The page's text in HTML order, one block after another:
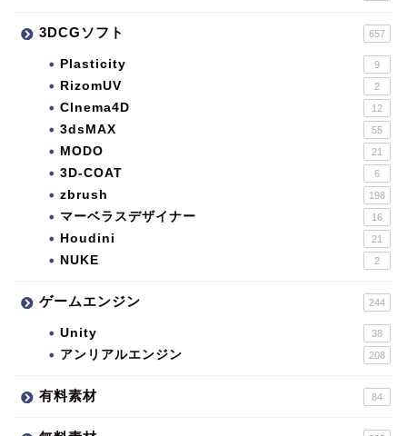
3DCGソフト 657
Plasticity 9
RizomUV 2
CInema4D 12
3dsMAX 55
MODO 21
3D-COAT 6
zbrush 198
マーベラスデザイナー 16
Houdini 21
NUKE 2
ゲームエンジン 244
Unity 38
アンリアルエンジン 208
有料素材 84